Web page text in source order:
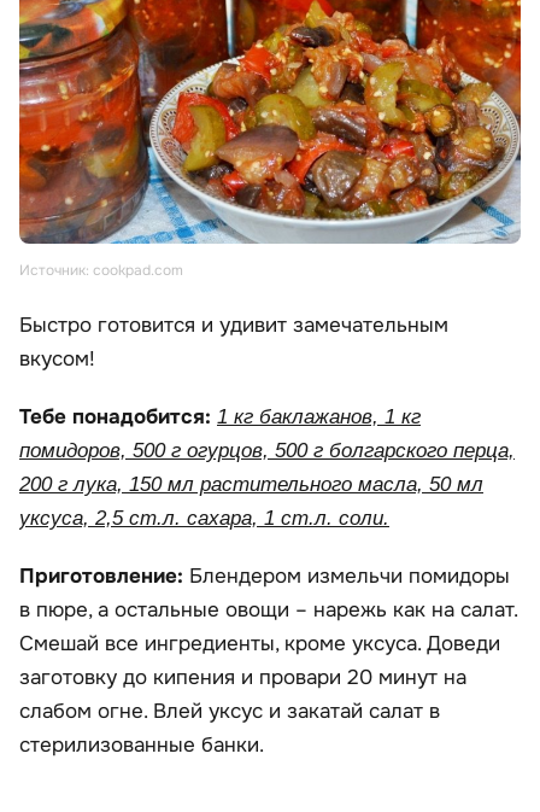
Источник: cookpad.com
Быстро готовится и удивит замечательным
вкусом!
Тебе понадобится: 1 кг баклажанов, 1 кг
помидоров, 500 г огурцов, 500 г болгарского перца,
200 г лука, 150 мл растительного масла, 50 мл
уксуса, 2,5 ст.л. сахара, 1 ст.л. соли.
Приготовление: Блендером измельчи помидоры
в пюре, а остальные овощи – нарежь как на салат.
Смешай все ингредиенты, кроме уксуса. Доведи
заготовку до кипения и провари 20 минут на
слабом огне. Влей уксус и закатай салат в
стерилизованные банки.